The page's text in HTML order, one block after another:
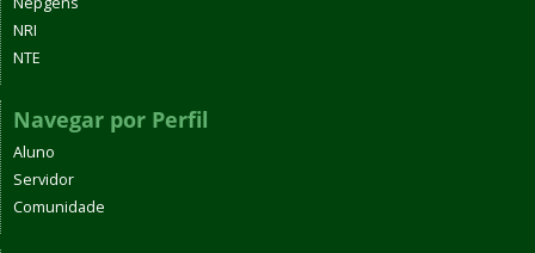
NRI
NTE
Navegar por Perfil
Aluno
Servidor
Comunidade